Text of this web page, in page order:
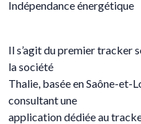
Indépendance énergétique
Il s’agit du premier tracker
la société
Thalie, basée en Saône-et-
consultant une
application dédiée au